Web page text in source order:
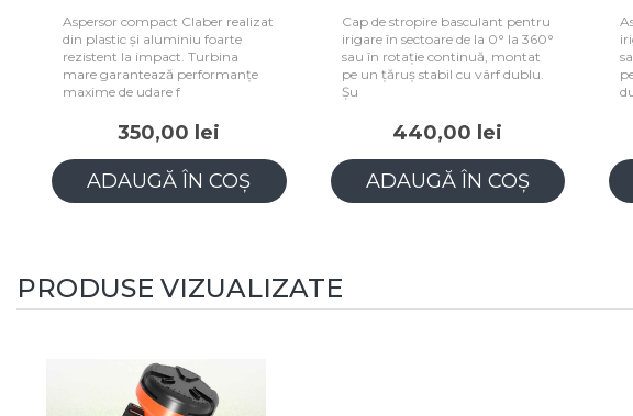
Aspersor compact Claber realizat
din plastic și aluminiu foarte
rezistent la impact. Turbina
mare garantează performanțe
maxime de udare f
350,00 lei
ADAUGĂ ÎN COȘ
Cap de stropire basculant pentru
irigare în sectoare de la 0° la 360°
sau în rotație continuă, montat
pe un țăruș stabil cu vârf dublu.
Șu
440,00 lei
ADAUGĂ ÎN COȘ
PRODUSE VIZUALIZATE